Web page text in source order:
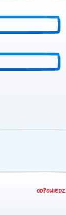
ODPOWIEDZ